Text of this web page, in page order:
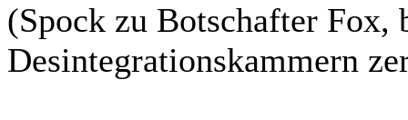
(Spock zu Botschafter Fox,
Desintegrationskammern